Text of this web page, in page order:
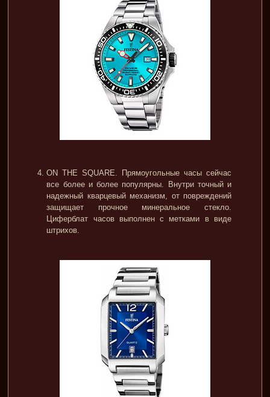
ON THE SQUARE. Прямоугольные часы сейчас
все более и более популярны. Внутри точный и
надежный кварцевый механизм, от повреждений
защищает прочное минеральное стекло.
Циферблат часов выполнен с метками в виде
штрихов.